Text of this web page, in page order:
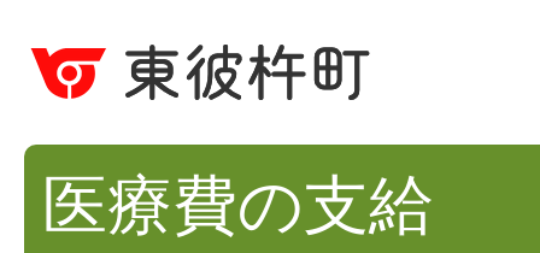
医療費の支給